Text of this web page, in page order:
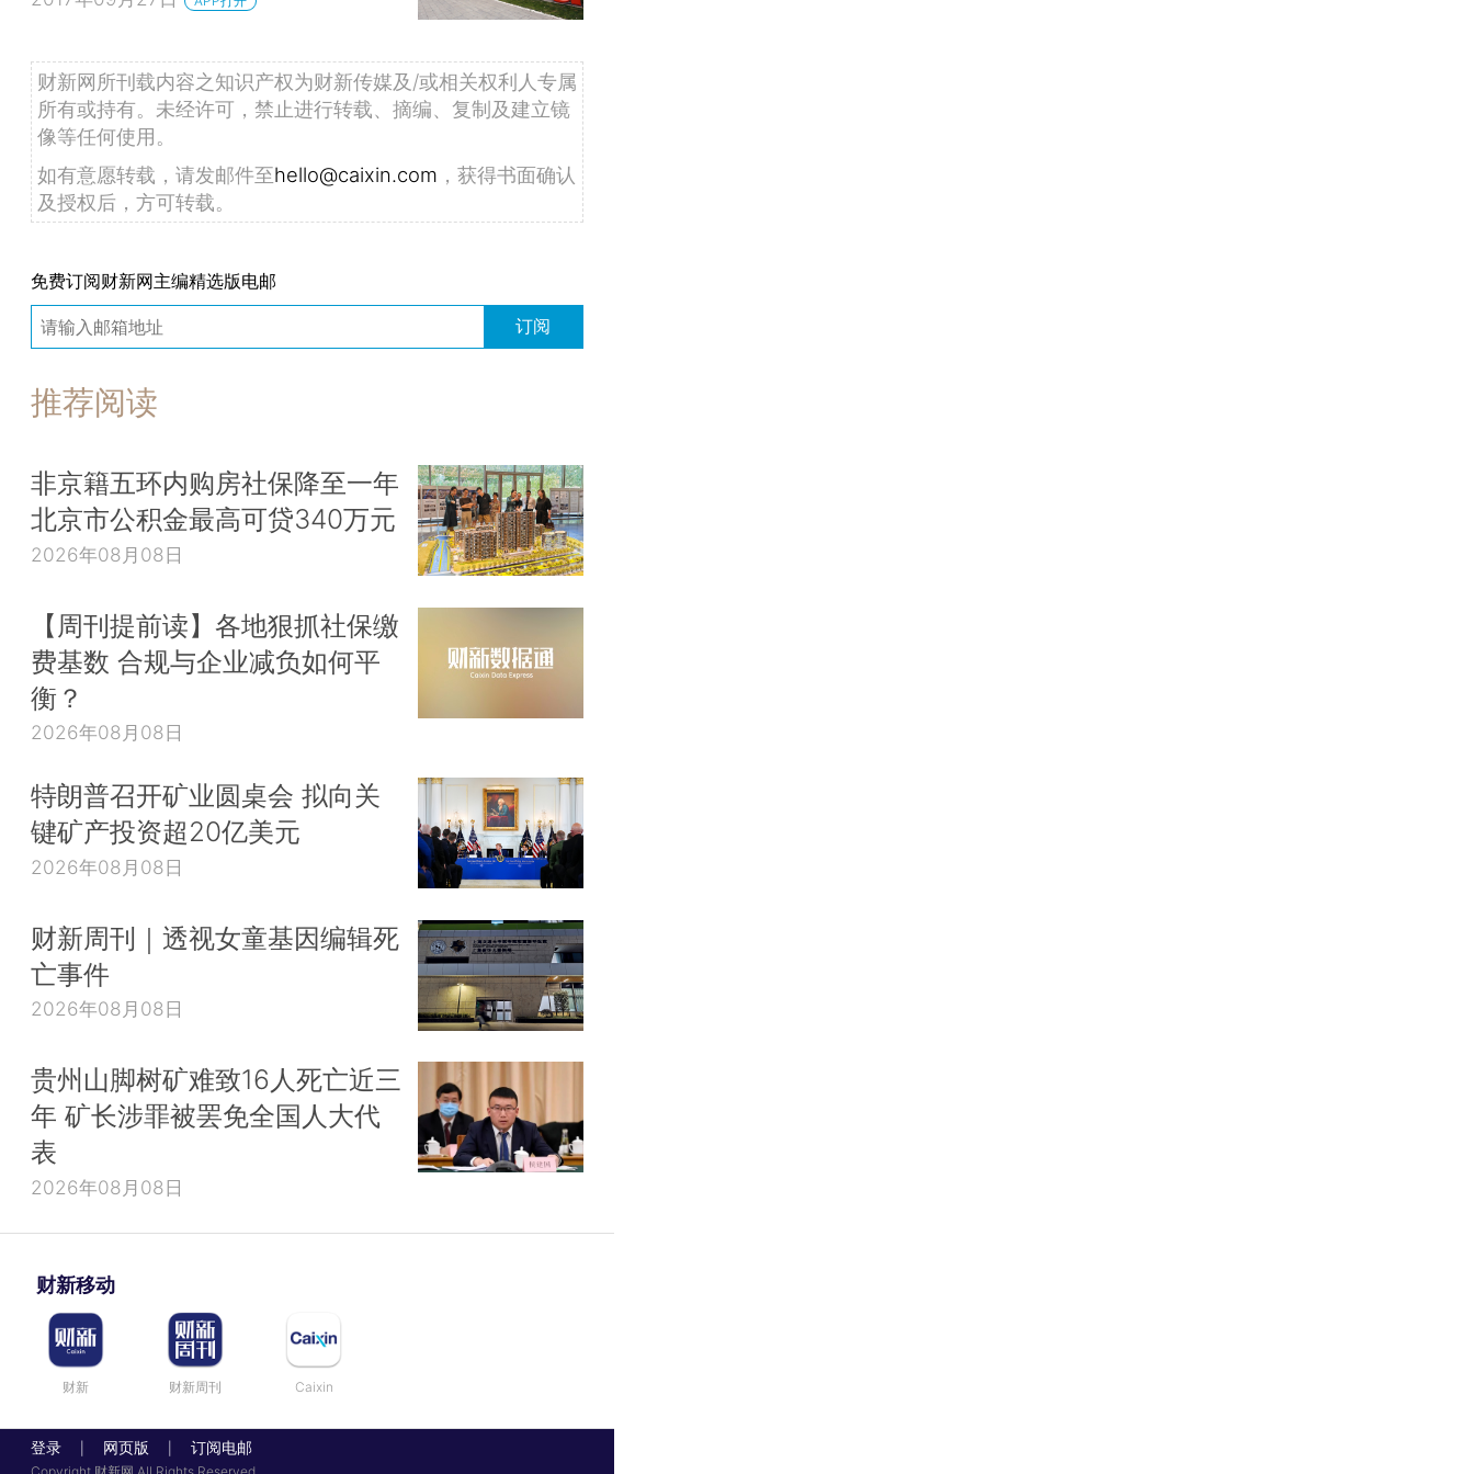
财新网所刊载内容之知识产权为财新传媒及/或相关权利人专属
所有或持有。未经许可，禁止进行转载、摘编、复制及建立镜
像等任何使用。
如有意愿转载，请发邮件至hello@caixin.com ，获得书面确认
及授权后，方可转载。
免费订阅财新网主编精选版电邮
订阅
推荐阅读
非京籍五环内购房社保降至一年
北京市公积金最高可贷340万元
2026年08月08日
【周刊提前读】各地狠抓社保缴
费基数 合规与企业减负如何平
衡？
2026年08月08日
特朗普召开矿业圆桌会 拟向关
键矿产投资超20亿美元
2026年08月08日
财新周刊｜透视女童基因编辑死
亡事件
2026年08月08日
贵州山脚树矿难致16人死亡近三
年 矿长涉罪被罢免全国人大代
表
2026年08月08日
财新移动
财新 财新周刊 Caixin
登录 网页版 订阅电邮